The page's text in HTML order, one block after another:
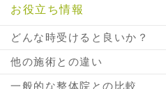
お役立ち情報
どんな時受けると良いか？
他の施術との違い
一般的な整体院との比較